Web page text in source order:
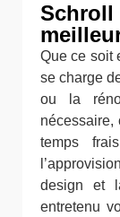
Schroll
Que ce soit
se charge
ou la
nécessaire,
temps
design et
entretenu